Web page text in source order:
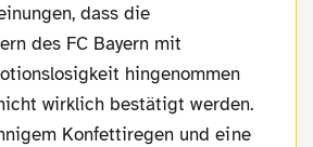
dass die
des FC Bayern mit
hingenommen
wirklich bestätigt werden.
Konfettiregen und eine